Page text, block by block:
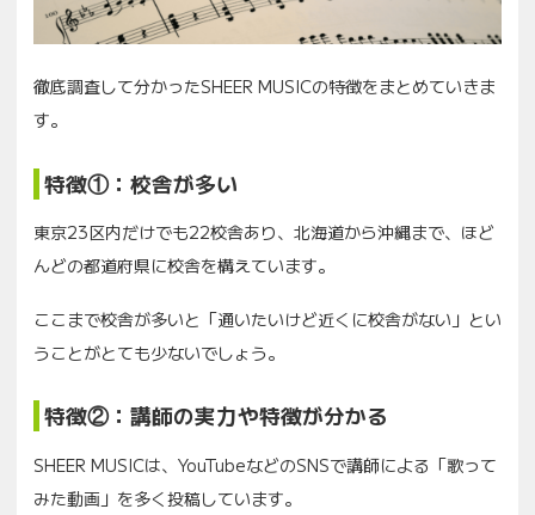
徹底調査して分かったSHEER MUSICの特徴をまとめていきま
す。
特徴①：校舎が多い
東京23区内だけでも22校舎あり、北海道から沖縄まで、ほど
んどの都道府県に校舎を構えています。
ここまで校舎が多いと「通いたいけど近くに校舎がない」とい
うことがとても少ないでしょう。
特徴②：講師の実力や特徴が分かる
SHEER MUSICは、YouTubeなどのSNSで講師による「歌って
みた動画」を多く投稿しています。